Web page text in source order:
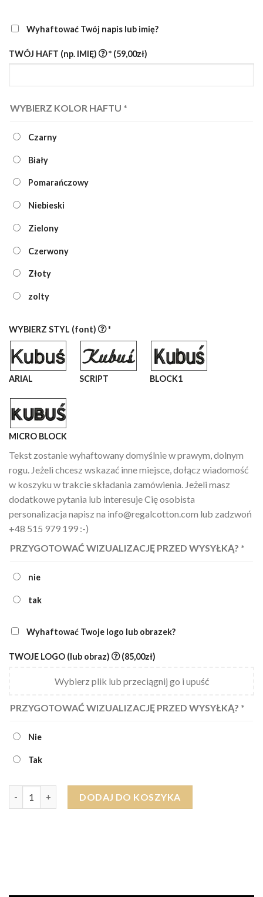
Wyhaftować Twój napis lub imię?
TWÓJ HAFT (np. IMIĘ) * (59,00zł)
WYBIERZ KOLOR HAFTU *
Czarny
Biały
Pomarańczowy
Niebieski
Zielony
Czerwony
Złoty
zolty
WYBIERZ STYL (font) *
ARIAL SCRIPT BLOCK1
MICRO BLOCK
Tekst zostanie wyhaftowany domyślnie w prawym, dolnym
rogu. Jeżeli chcesz wskazać inne miejsce, dołącz wiadomość
w koszyku w trakcie składania zamówienia. Jeżeli masz
dodatkowe pytania lub interesuje Cię osobista
personalizacja napisz na info@regalcotton.com lub zadzwoń
+48 515 979 199 :-)
PRZYGOTOWAĆ WIZUALIZACJĘ PRZED WYSYŁKĄ? *
nie
tak
Wyhaftować Twoje logo lub obrazek?
TWOJE LOGO (lub obraz) (85,00zł)
Wybierz plik lub przeciągnij go i upuść
PRZYGOTOWAĆ WIZUALIZACJĘ PRZED WYSYŁKĄ? *
Nie
Tak
DODAJ DO KOSZYKA